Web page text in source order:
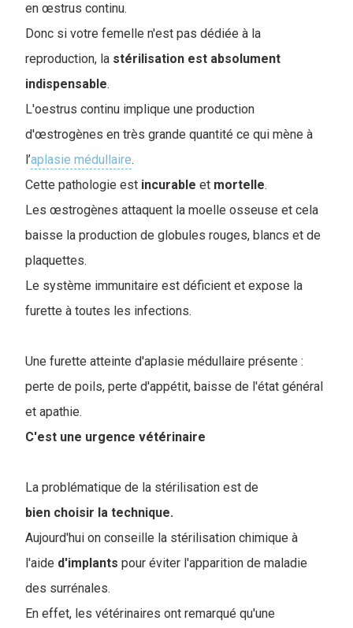
en œstrus continu.
Donc si votre femelle n'est pas dédiée à la
reproduction, la stérilisation est absolument
indispensable.
L'oestrus continu implique une production
d'œstrogènes en très grande quantité ce qui mène à
l’aplasie médullaire.
Cette pathologie est incurable et mortelle.
Les œstrogènes attaquent la moelle osseuse et cela
baisse la production de globules rouges, blancs et de
plaquettes.
Le système immunitaire est déficient et expose la
furette à toutes les infections.
Une furette atteinte d'aplasie médullaire présente :
perte de poils, perte d'appétit, baisse de l'état général
et apathie.
C'est une urgence vétérinaire
La problématique de la stérilisation est de
bien choisir la technique.
Aujourd'hui on conseille la stérilisation chimique à
l'aide d'implants pour éviter l'apparition de maladie
des surrénales.
En effet, les vétérinaires ont remarqué qu'une